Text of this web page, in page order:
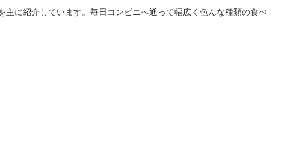
に紹介しています。毎日コンビニへ通って幅広く色んな種類の食べ